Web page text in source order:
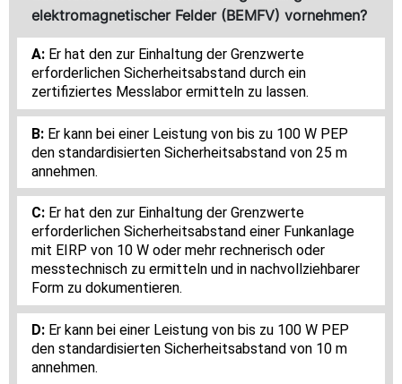
elektromagnetischer Felder (BEMFV) vornehmen?
Er hat den zur Einhaltung der Grenzwerte
erforderlichen Sicherheitsabstand durch ein
zertifiziertes Messlabor ermitteln zu lassen.
Er kann bei einer Leistung von bis zu 100 W PEP
den standardisierten Sicherheitsabstand von 25 m
annehmen.
Er hat den zur Einhaltung der Grenzwerte
erforderlichen Sicherheitsabstand einer Funkanlage
mit EIRP von 10 W oder mehr rechnerisch oder
messtechnisch zu ermitteln und in nachvollziehbarer
Form zu dokumentieren.
Er kann bei einer Leistung von bis zu 100 W PEP
den standardisierten Sicherheitsabstand von 10 m
annehmen.